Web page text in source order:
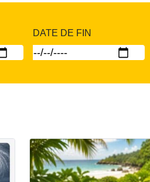
DATE DE FIN